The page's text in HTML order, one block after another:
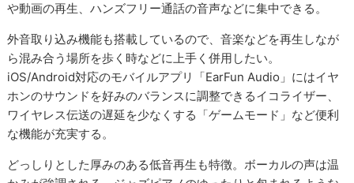
や動画の再生、ハンズフリー通話の音声などに集中できる。
外音取り込み機能も搭載しているので、音楽などを再生しなが
ら混み合う場所を歩く時などに上手く併用したい。
iOS/Android対応のモバイルアプリ「EarFun Audio」にはイヤ
ホンのサウンドを好みのバランスに調整できるイコライザー、
ワイヤレス伝送の遅延を少なくする「ゲームモード」など便利
な機能が充実する。
どっしりとした厚みのある低音再生も特徴。ボーカルの声は温